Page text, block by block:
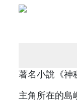
著名小說《神
主角所在的島